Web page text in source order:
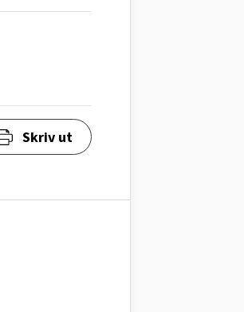
Skriv ut